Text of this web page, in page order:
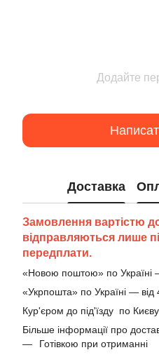
Додайте
Доставка
Замовлення вартістю
відправляються лише
передплати.
«Новою поштою» по Україні
«Укрпошта» по Україні — від
Кур'єром до під'їзду по
Більше інформації про
Готівкою при отриманні